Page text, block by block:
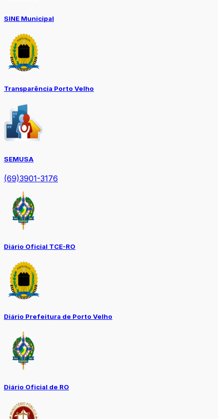
SINE Municipal
Transparência Porto Velho
SEMUSA
(69)3901-3176
Diário Oficial TCE-RO
Diário Prefeitura de Porto Velho
Diário Oficial de RO